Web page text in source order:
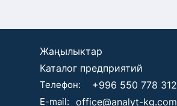
Жаңылыктар
Каталог предприятий
Телефон: +996 550 778 312
E-mail: office@analyt-kg.com